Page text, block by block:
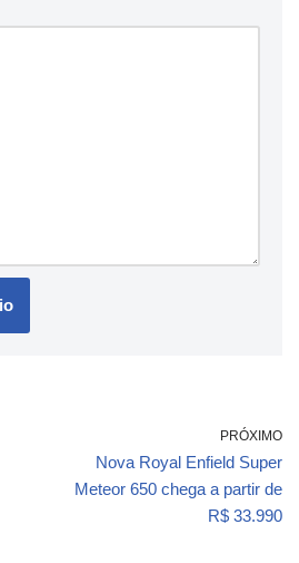
PRÓXIMO
Nova Royal Enfield Super
Meteor 650 chega a partir de
R$ 33.990